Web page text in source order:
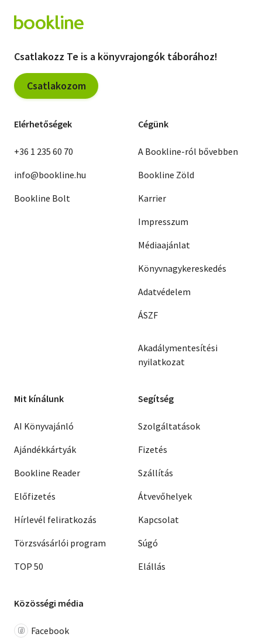
Csatlakozz Te is a könyvrajongók táborához!
Csatlakozom
Elérhetőségek
+36 1 235 60 70
info@bookline.hu
Bookline Bolt
Cégünk
A Bookline-ról bővebben
Bookline Zöld
Karrier
Impresszum
Médiaajánlat
Könyvnagykereskedés
Adatvédelem
ÁSZF
Akadálymentesítési
nyilatkozat
Mit kínálunk
AI Könyvajánló
Ajándékkártyák
Bookline Reader
Előfizetés
Hírlevél feliratkozás
Törzsvásárlói program
TOP 50
Segítség
Szolgáltatások
Fizetés
Szállítás
Átvevőhelyek
Kapcsolat
Súgó
Elállás
Közösségi média
Facebook